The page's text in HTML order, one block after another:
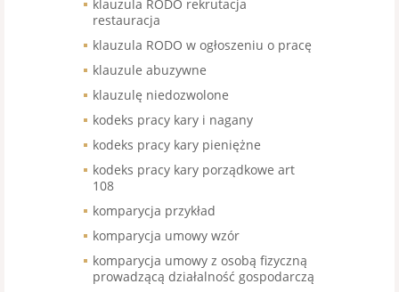
klauzula RODO rekrutacja
restauracja
klauzula RODO w ogłoszeniu o pracę
klauzule abuzywne
klauzulę niedozwolone
kodeks pracy kary i nagany
kodeks pracy kary pieniężne
kodeks pracy kary porządkowe art
108
komparycja przykład
komparycja umowy wzór
komparycja umowy z osobą fizyczną
prowadzącą działalność gospodarczą